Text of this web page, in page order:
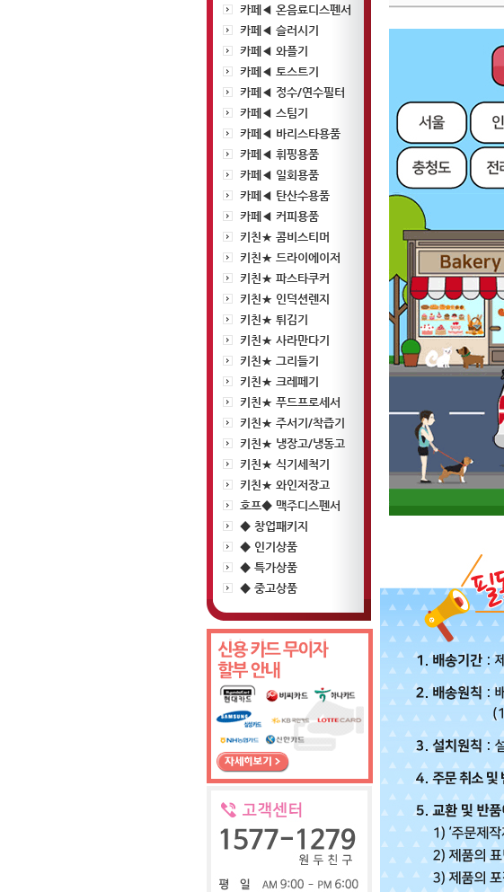
카페◀ 온음료디스펜서
카페◀ 슬러시기
카페◀ 와플기
카페◀ 토스트기
카페◀ 정수/연수필터
카페◀ 스팀기
카페◀ 바리스타용품
카페◀ 휘핑용품
카페◀ 일회용품
카페◀ 탄산수용품
카페◀ 커피용품
키친★ 콤비스티머
키친★ 드라이에이저
키친★ 파스타쿠커
키친★ 인덕션렌지
키친★ 튀김기
키친★ 사라만다기
키친★ 그리들기
키친★ 크레페기
키친★ 푸드프로세서
키친★ 주서기/착즙기
키친★ 냉장고/냉동고
키친★ 식기세척기
키친★ 와인저장고
호프◆ 맥주디스펜서
◆ 창업패키지
◆ 인기상품
◆ 특가상품
◆ 중고상품